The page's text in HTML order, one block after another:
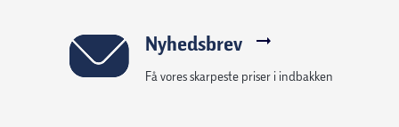
Nyhedsbrev
Få vores skarpeste priser i indbakken